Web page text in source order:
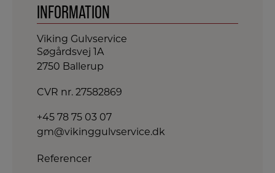
INFORMATION
Viking Gulvservice
Søgårdsvej 1A
2750 Ballerup​
CVR nr. 27582869
+45 78 75 03 07
gm@vikinggulvservice.dk
Referencer